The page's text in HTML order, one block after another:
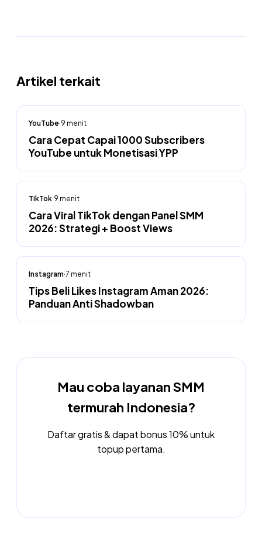
Artikel terkait
YouTube·9 menit
Cara Cepat Capai 1000 Subscribers
YouTube untuk Monetisasi YPP
TikTok·9 menit
Cara Viral TikTok dengan Panel SMM
2026: Strategi + Boost Views
Instagram·7 menit
Tips Beli Likes Instagram Aman 2026:
Panduan Anti Shadowban
Mau coba layanan SMM
termurah Indonesia?
Daftar gratis & dapat bonus 10% untuk
topup pertama.